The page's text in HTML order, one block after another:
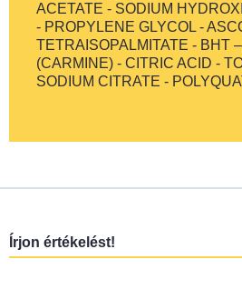
ACETATE - SODIUM
- PROPYLENE GLYCOL -
TETRAISOPALMITATE - BHT
(CARMINE) - CITRIC ACID -
SODIUM CITRATE -
Írjon értékelést!